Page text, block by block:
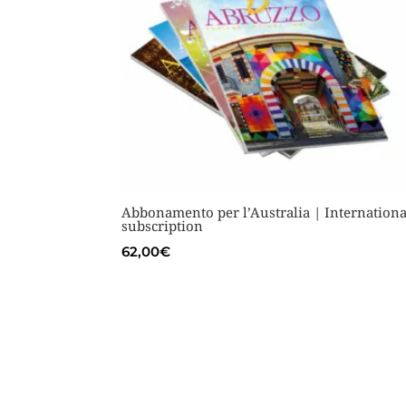
Abbonamento per l’Australia |
subscription
62,00€